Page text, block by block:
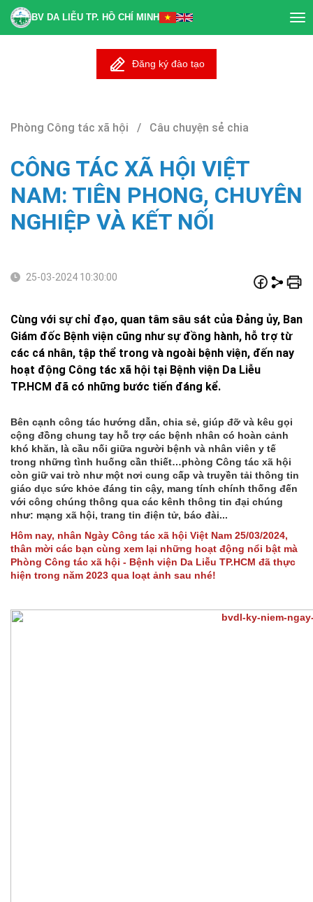
BV DA LIỄU TP. HỒ CHÍ MINH
Đăng ký đào tạo
Phòng Công tác xã hội / Câu chuyện sẻ chia
CÔNG TÁC XÃ HỘI VIỆT
NAM: TIÊN PHONG, CHUYÊN
NGHIỆP VÀ KẾT NỐI
25-03-2024 10:30:00
Cùng với sự chỉ đạo, quan tâm sâu sát của Đảng ủy, Ban
Giám đốc Bệnh viện cũng như sự đồng hành, hỗ trợ từ
các cá nhân, tập thể trong và ngoài bệnh viện, đến nay
hoạt động Công tác xã hội tại Bệnh viện Da Liễu
TP.HCM đã có những bước tiến đáng kể.
Bên cạnh công tác hướng dẫn, chia sẻ, giúp đỡ và kêu gọi
cộng đồng chung tay hỗ trợ các bệnh nhân có hoàn cảnh
khó khăn, là cầu nối giữa người bệnh và nhân viên y tế
trong những tình huống cần thiết…phòng Công tác xã hội
còn giữ vai trò như một nơi cung cấp và truyền tải thông tin
giáo dục sức khỏe đáng tin cậy, mang tính chính thống đến
với công chúng thông qua các kênh thông tin đại chúng
như: mạng xã hội, trang tin điện tử, báo đài...
Hôm nay, nhân Ngày Công tác xã hội Việt Nam 25/03/2024,
thân mời các bạn cùng xem lại những hoạt động nổi bật mà
Phòng Công tác xã hội - Bệnh viện Da Liễu TP.HCM đã thực
hiện trong năm 2023 qua loạt ảnh sau nhé!